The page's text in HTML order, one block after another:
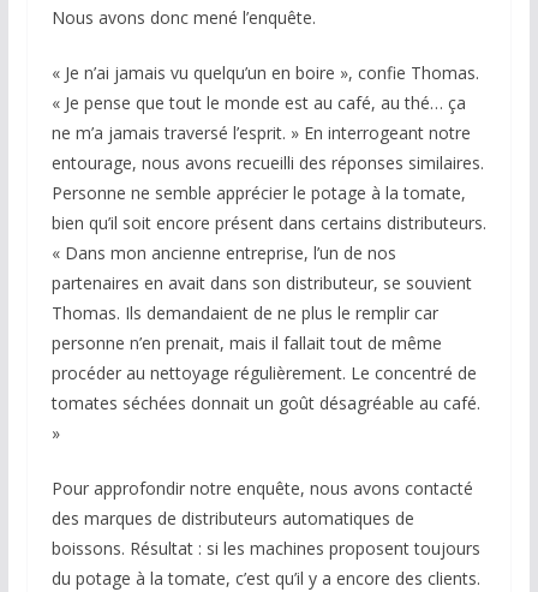
Nous avons donc mené l’enquête.
« Je n’ai jamais vu quelqu’un en boire », confie Thomas.
« Je pense que tout le monde est au café, au thé… ça
ne m’a jamais traversé l’esprit. » En interrogeant notre
entourage, nous avons recueilli des réponses similaires.
Personne ne semble apprécier le potage à la tomate,
bien qu’il soit encore présent dans certains distributeurs.
« Dans mon ancienne entreprise, l’un de nos
partenaires en avait dans son distributeur, se souvient
Thomas. Ils demandaient de ne plus le remplir car
personne n’en prenait, mais il fallait tout de même
procéder au nettoyage régulièrement. Le concentré de
tomates séchées donnait un goût désagréable au café.
»
Pour approfondir notre enquête, nous avons contacté
des marques de distributeurs automatiques de
boissons. Résultat : si les machines proposent toujours
du potage à la tomate, c’est qu’il y a encore des clients.